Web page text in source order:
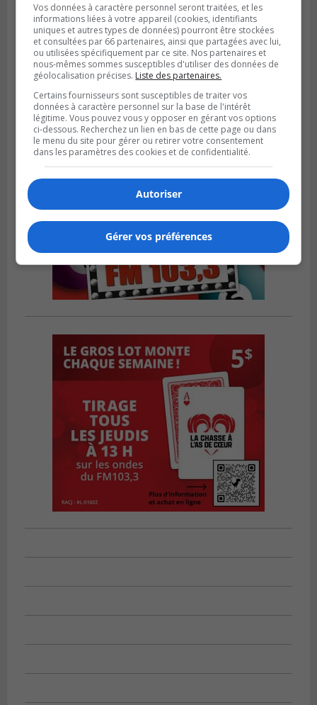
BOUCHERVILLE
Publié le 13 juillet 2026 à 10h43
Boucherville et le CSSP discutent d’une
Planification scolaire
Vos données à caractère personnel seront traitées, et les
informations liées à votre appareil (cookies, identifiants
uniques et autres types de données) pourront être stockées
et consultées par 66 partenaires, ainsi que partagées avec lui,
ou utilisées spécifiquement par ce site. Nos partenaires et
nous-mêmes sommes susceptibles d'utiliser des données de
géolocalisation précises. Liste des partenaires.
Certains fournisseurs sont susceptibles de traiter vos
données à caractère personnel sur la base de l'intérêt
légitime. Vous pouvez vous y opposer en gérant vos options
ci-dessous. Recherchez un lien en bas de cette page ou dans
le menu du site pour gérer ou retirer votre consentement
dans les paramètres des cookies et de confidentialité.
Autoriser
Gérer vos préférences